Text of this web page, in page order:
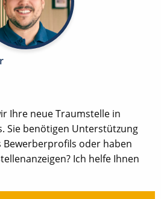
Ihre neue Traumstelle in
Sie benötigen Unterstützung
Bewerberprofils oder haben
Ich helfe Ihnen